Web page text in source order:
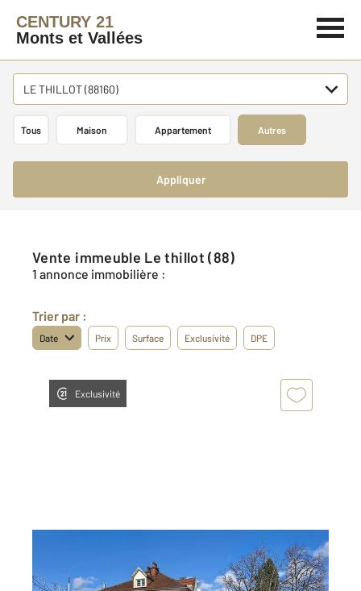
CENTURY 21
Monts et Vallées
LE THILLOT (88160)
Tous Maison Appartement Autres
Appliquer
Vente immeuble Le thillot (88)
1 annonce immobilière :
Trier par :
Date Prix Surface Exclusivité DPE
Exclusivité
Ref : 26332